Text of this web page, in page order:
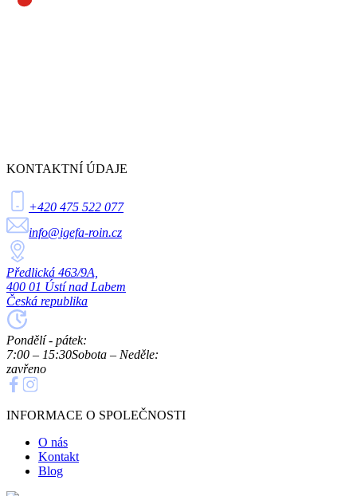
KONTAKTNÍ ÚDAJE
+420 475 522 077
info@igefa-roin.cz
Předlická 463/9A,
400 01 Ústí nad Labem
Česká republika
Pondělí - pátek:
7:00 – 15:30Sobota – Neděle:
zavřeno
INFORMACE O SPOLEČNOSTI
O nás
Kontakt
Blog